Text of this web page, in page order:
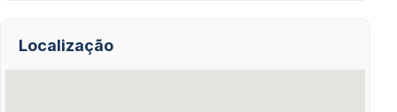
Localização